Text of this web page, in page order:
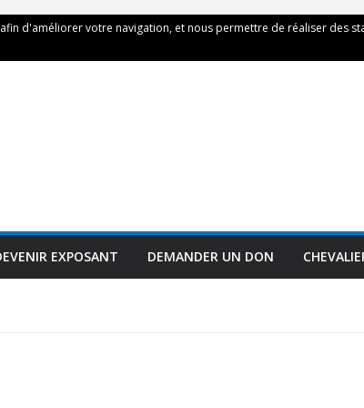
EXPOSANT DEMANDER UN DON
d'améliorer votre navigation, et nous permettre de réaliser des